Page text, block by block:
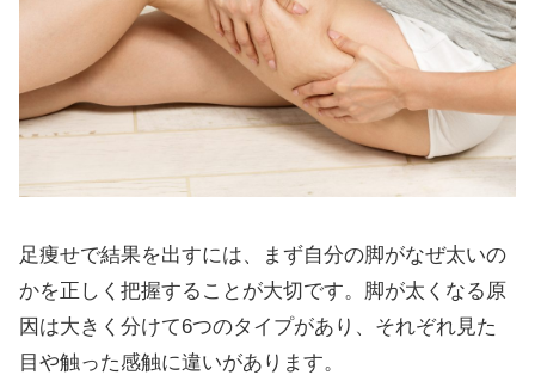
足痩せで結果を出すには、まず自分の脚がなぜ太いの
かを正しく把握することが大切です。脚が太くなる原
因は大きく分けて6つのタイプがあり、それぞれ見た
目や触った感触に違いがあります。